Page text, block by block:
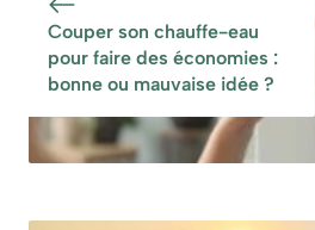
Couper son chauffe-eau
pour faire des économies :
bonne ou mauvaise idée ?